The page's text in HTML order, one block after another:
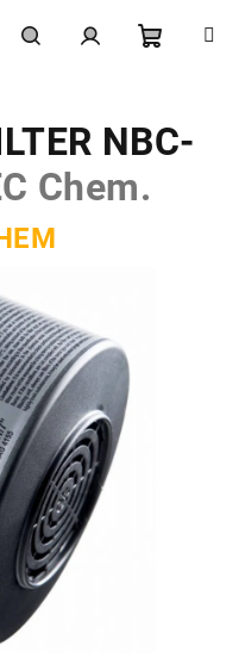
košík
NBC-
Chem.